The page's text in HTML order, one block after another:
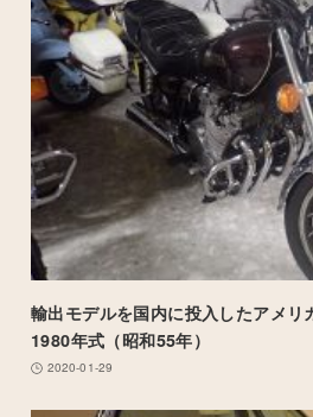
輸出モデルを国内に投入したアメ
1980年式（昭和55年）
2020-01-29